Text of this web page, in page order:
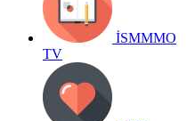
İSMMMO
TV